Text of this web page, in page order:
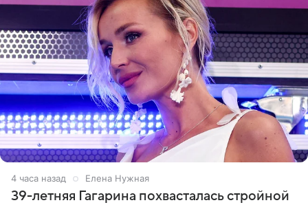
4 часа назад Елена Нужная
39-летняя Гагарина похвасталась стройной